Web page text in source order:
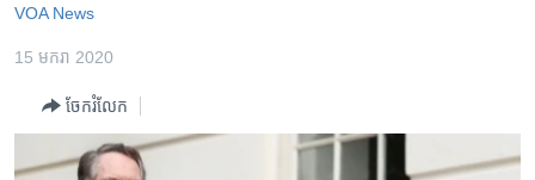
ទំព័រ​
ព័ត៌មាន​​
រំលង​
ព្រឹត្តិការណ៍ព័ត៌មាន
ទូរទស្សន៍ / វីដេអូ​
VOA News
15 មករា 2020
ចែករំលែក